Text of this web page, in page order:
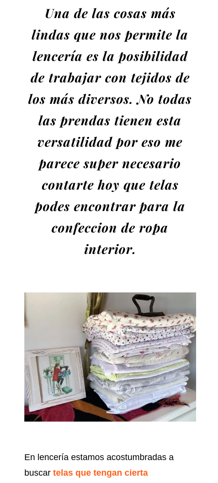
Una de las cosas más
lindas que nos permite la
lencería es la posibilidad
de trabajar con tejidos de
los más diversos. No todas
las prendas tienen esta
versatilidad por eso me
parece super necesario
contarte hoy que telas
podes encontrar para la
confeccion de ropa
interior.
En lencería estamos acostumbradas a
buscar telas que tengan cierta